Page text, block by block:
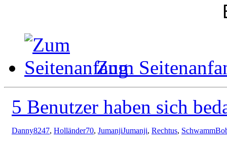
Zum
5 Benutzer haben sich
Danny8247, Holländer70, JumanjiJumanji, Rechtus,